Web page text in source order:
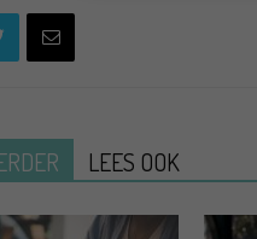
LEES OOK